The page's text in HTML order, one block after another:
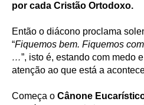
por cada Cristão Ortodoxo.
Então o diácono proclama
“Fiquemos bem. Fiquemos
…”, isto é, estando com medo
atenção ao que está a
Começa o Cânone